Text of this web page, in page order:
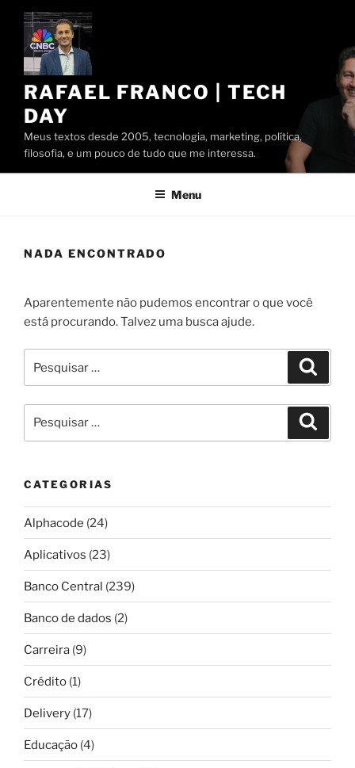
Pular
conteúdo
RAFAEL FRANCO | TECH
DAY
Meus textos desde 2005, tecnologia, marketing, política,
filosofia, e um pouco de tudo que me interessa.
Menu
NADA ENCONTRADO
Aparentemente não pudemos encontrar o que você
está procurando. Talvez uma busca ajude.
por:
por:
CATEGORIAS
Alphacode (24)
Aplicativos (23)
Banco Central (239)
Banco de dados (2)
Carreira (9)
Crédito (1)
Delivery (17)
Educação (4)